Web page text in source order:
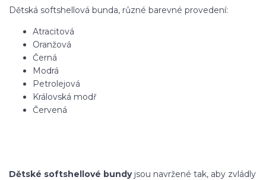
Dětská softshellová bunda, různé barevné provedení:
Atracitová
Oranžová
Černá
Modrá
Petrolejová
Královská modř
Červená
Dětské softshellové bundyjsou navržené tak, aby zvládly